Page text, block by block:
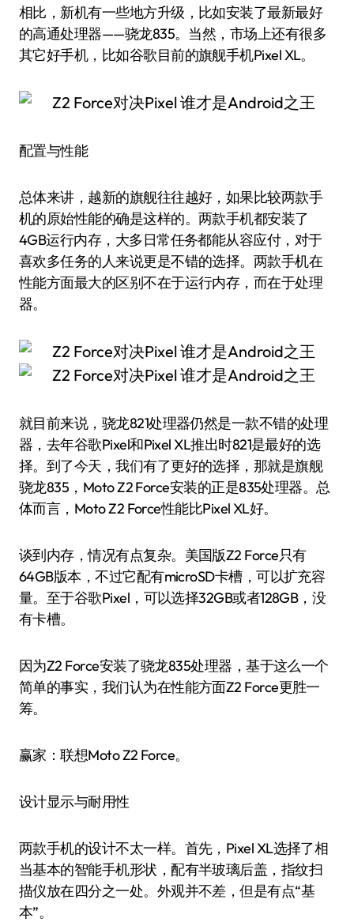
相比，新机有一些地方升级，比如安装了最新最好
的高通处理器——骁龙835。当然，市场上还有很多
其它好手机，比如谷歌目前的旗舰手机Pixel XL。
配置与性能
总体来讲，越新的旗舰往往越好，如果比较两款手
机的原始性能的确是这样的。两款手机都安装了
4GB运行内存，大多日常任务都能从容应付，对于
喜欢多任务的人来说更是不错的选择。两款手机在
性能方面最大的区别不在于运行内存，而在于处理
器。
就目前来说，骁龙821处理器仍然是一款不错的处理
器，去年谷歌Pixel和Pixel XL推出时821是最好的选
择。到了今天，我们有了更好的选择，那就是旗舰
骁龙835，Moto Z2 Force安装的正是835处理器。总
体而言，Moto Z2 Force性能比Pixel XL好。
谈到内存，情况有点复杂。美国版Z2 Force只有
64GB版本，不过它配有microSD卡槽，可以扩充容
量。至于谷歌Pixel，可以选择32GB或者128GB，没
有卡槽。
因为Z2 Force安装了骁龙835处理器，基于这么一个
简单的事实，我们认为在性能方面Z2 Force更胜一
筹。
赢家：联想Moto Z2 Force。
设计显示与耐用性
两款手机的设计不太一样。首先，Pixel XL选择了相
当基本的智能手机形状，配有半玻璃后盖，指纹扫
描仪放在四分之一处。外观并不差，但是有点“基
本”。